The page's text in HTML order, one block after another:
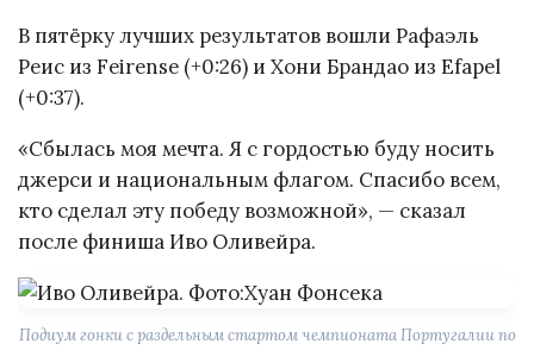
В пятёрку лучших результатов вошли Рафаэль
Реис из Feirense (+0:26) и Хони Брандао из Efapel
(+0:37).
«Сбылась моя мечта. Я с гордостью буду носить
джерси и национальным флагом. Спасибо всем,
кто сделал эту победу возможной», — сказал
после финиша Иво Оливейра.
Подиум гонки с раздельным стартом чемпионата Португалии по